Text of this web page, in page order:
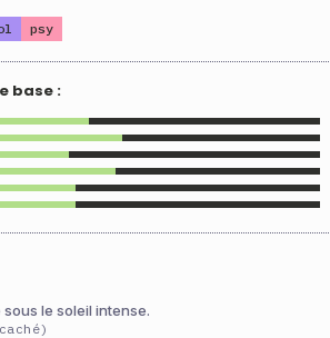
psy
base :
le soleil intense.